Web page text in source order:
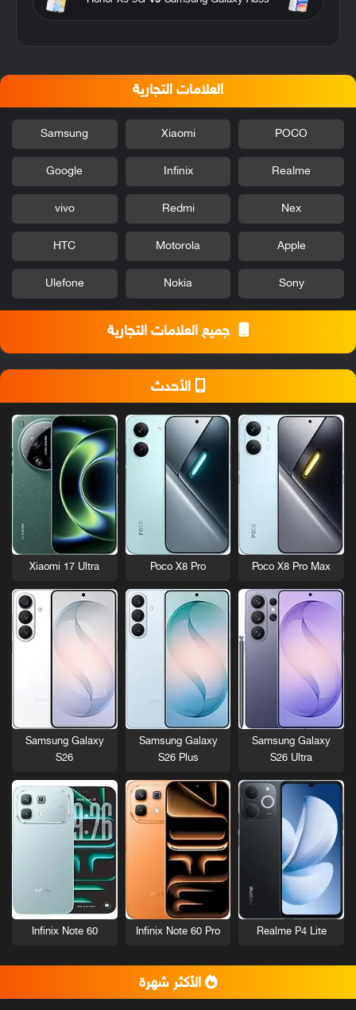
العلامات التجارية
POCO
Xiaomi
Samsung
Realme
Infinix
Google
Nex
Redmi
vivo
Apple
Motorola
HTC
Sony
Nokia
Ulefone
جميع العلامات التجارية
الأحدث
Poco X8 Pro Max
Poco X8 Pro
Xiaomi 17 Ultra
Samsung Galaxy
S26 Ultra
Samsung Galaxy
S26 Plus
Samsung Galaxy
S26
Realme P4 Lite
Infinix Note 60 Pro
Infinix Note 60
الأكثر شهرة